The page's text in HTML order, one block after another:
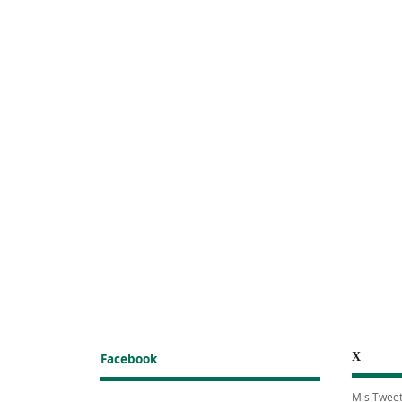
Facebook X
Mis